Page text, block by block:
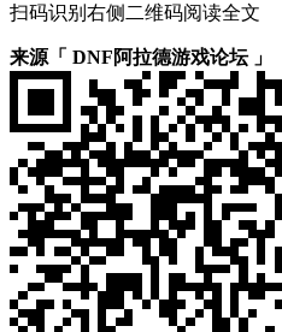
扫码识别右侧二维码阅读全文
来源「 DNF阿拉德游戏论坛 」